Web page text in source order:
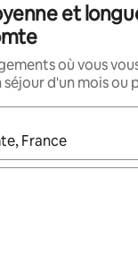
et
où vous
d'un mois ou
s'affichent, utilisez